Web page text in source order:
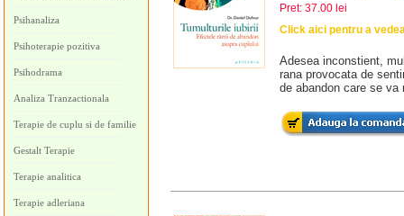
Psihanaliza
Psihoterapie pozitiva
Psihodrama
Analiza Tranzactionala
Terapie de cuplu si de familie
Gestalt Terapie
Terapie analitica
Terapie adleriana
Pret: 37.00 lei
Click aici pentru a
Adesea inconstient,
rana provocata de
de abandon care se